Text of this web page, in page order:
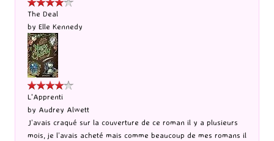
The Deal
by Elle Kennedy
L'Apprenti
by Audrey Alwett
J’avais craqué sur la couverture de ce roman il y a plusieurs
mois, je l’avais acheté mais comme beaucoup de mes romans il